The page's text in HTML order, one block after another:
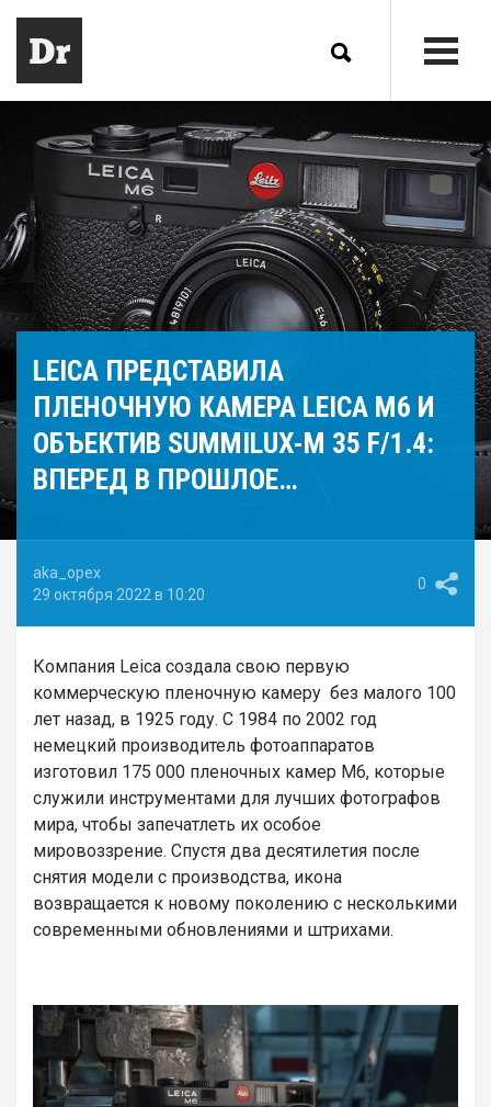
LEICA ПРЕДСТАВИЛА
ПЛЕНОЧНУЮ КАМЕРА LEICA M6 И
ОБЪЕКТИВ SUMMILUX-M 35 F/1.4:
ВПЕРЕД В ПРОШЛОЕ…
aka_opex
29 октября 2022 в 10:20
0
Компания Leica создала свою первую
коммерческую пленочную камеру без малого 100
лет назад, в 1925 году. С 1984 по 2002 год
немецкий производитель фотоаппаратов
изготовил 175 000 пленочных камер M6, которые
служили инструментами для лучших фотографов
мира, чтобы запечатлеть их особое
мировоззрение. Спустя два десятилетия после
снятия модели с производства, икона
возвращается к новому поколению с несколькими
современными обновлениями и штрихами.